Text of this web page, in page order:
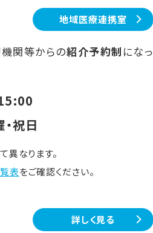
地域医療連携室
関等からの紹介予約制 になっ
祝日
異なります。
表をご確認ください。
詳しく見る